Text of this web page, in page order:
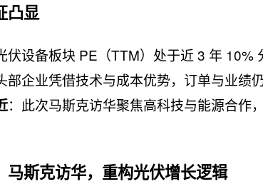
凸显
伏设备板块 PE（TTM）处于近 3 年 10%
部企业凭借技术与成本优势，订单与业绩
：此次马斯克访华聚焦高科技与能源合作
马斯克访华，重构光伏增长逻辑